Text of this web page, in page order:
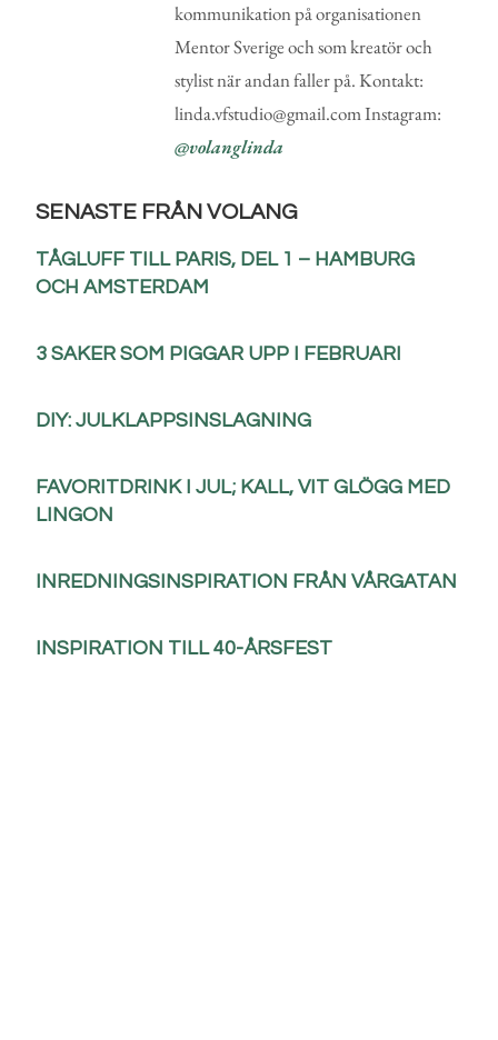
kommunikation på organisationen
Mentor Sverige och som kreatör och
stylist när andan faller på. Kontakt:
linda.vfstudio@gmail.com Instagram:
@volanglinda
SENASTE FRÅN VOLANG
TÅGLUFF TILL PARIS, DEL 1 – HAMBURG
OCH AMSTERDAM
3 SAKER SOM PIGGAR UPP I FEBRUARI
DIY: JULKLAPPSINSLAGNING
FAVORITDRINK I JUL; KALL, VIT GLÖGG MED
LINGON
INREDNINGSINSPIRATION FRÅN VÅRGATAN
INSPIRATION TILL 40-ÅRSFEST